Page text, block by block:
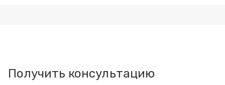
Получить консультацию